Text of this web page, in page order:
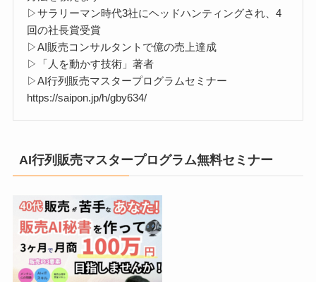
▷サラリーマン時代3社にヘッドハンティングされ、4
回の社長賞受賞
▷AI販売コンサルタントで億の売上達成
▷「人を動かす技術」著者
▷AI行列販売マスタープログラムセミナー
https://saipon.jp/h/gby634/
AI行列販売マスタープログラム無料セミナー